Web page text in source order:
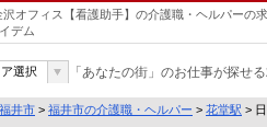
オフィス【看護助手】の介護職・ヘルパーの求
デム
選択 「あなたの街」のお仕事が探せ
福井市 > 福井市の介護職・ヘルパー > 花堂駅 >